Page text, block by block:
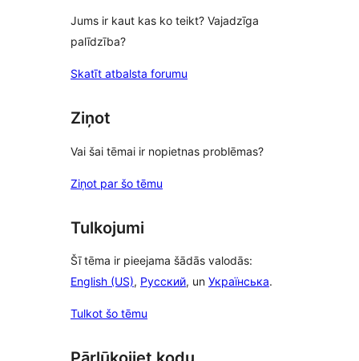
Jums ir kaut kas ko teikt? Vajadzīga
palīdzība?
Skatīt atbalsta forumu
Ziņot
Vai šai tēmai ir nopietnas problēmas?
Ziņot par šo tēmu
Tulkojumi
Šī tēma ir pieejama šādās valodās:
English (US), Русский, un Українська.
Tulkot šo tēmu